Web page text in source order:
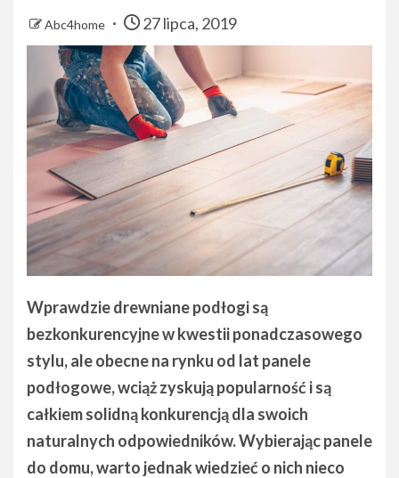
Abc4home 27 lipca, 2019
Wprawdzie drewniane podłogi są
bezkonkurencyjne w kwestii ponadczasowego
stylu, ale obecne na rynku od lat panele
podłogowe, wciąż zyskują popularność i są
całkiem solidną konkurencją dla swoich
naturalnych odpowiedników. Wybierając panele
do domu, warto jednak wiedzieć o nich nieco